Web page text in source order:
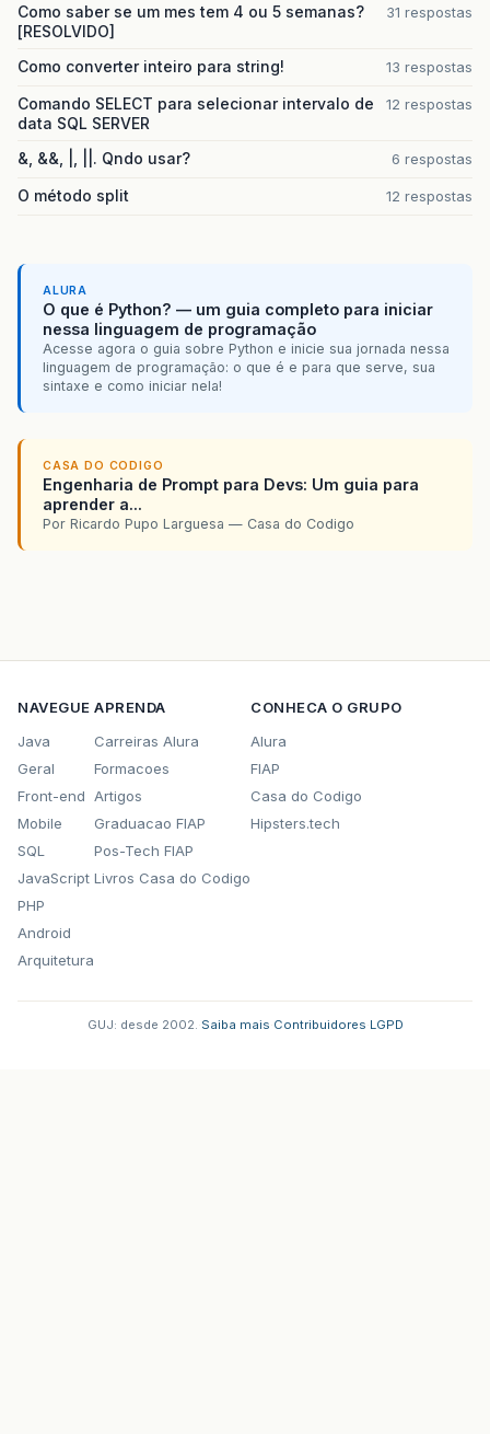
Como saber se um mes tem 4 ou 5 semanas?
[RESOLVIDO]
31 respostas
Como converter inteiro para string! 13 respostas
Comando SELECT para selecionar intervalo de
data SQL SERVER
12 respostas
&, &&, |, ||. Qndo usar? 6 respostas
O método split 12 respostas
ALURA
O que é Python? — um guia completo para iniciar
nessa linguagem de programação
Acesse agora o guia sobre Python e inicie sua jornada nessa
linguagem de programação: o que é e para que serve, sua
sintaxe e como iniciar nela!
CASA DO CODIGO
Engenharia de Prompt para Devs: Um guia para
aprender a...
Por Ricardo Pupo Larguesa — Casa do Codigo
NAVEGUE
Java
Geral
Front-end
Mobile
SQL
JavaScript
PHP
Android
Arquitetura
APRENDA
Carreiras Alura
Formacoes
Artigos
Graduacao FIAP
Pos-Tech FIAP
Livros Casa do Codigo
CONHECA O GRUPO
Alura
FIAP
Casa do Codigo
Hipsters.tech
GUJ: desde 2002. Saiba mais Contribuidores LGPD